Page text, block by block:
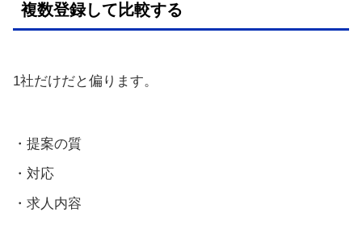
複数登録して比較する
1社だけだと偏ります。
・提案の質
・対応
・求人内容